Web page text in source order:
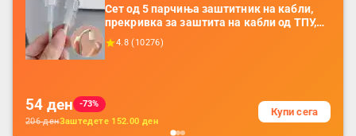
Сет од 5 парчиња заштитник на кабли,
прекривка за заштита на кабли од ТПУ,
додатоци за заштита на кабли, без
батерија, за мобилни телефони, комплет
4.8 (10276)
54 ден
-73%
206денЗаштедете 152.00 ден
Купи сега